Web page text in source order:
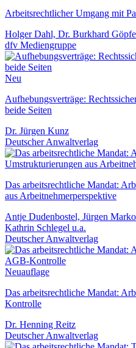
Arbeitsrechtlicher Umgang mit
Holger Dahl, Dr. Burkhard
dfv Mediengruppe
Neu
Aufhebungsverträge:
beide Seiten
Dr. Jürgen Kunz
Deutscher Anwaltverlag
Das arbeitsrechtliche Mandat:
aus Arbeitnehmerperspektive
Antje Dudenbostel, Jürgen
Kathrin Schlegel u.a.
Deutscher Anwaltverlag
Neuauflage
Das arbeitsrechtliche Mandat:
Kontrolle
Dr. Henning Reitz
Deutscher Anwaltverlag